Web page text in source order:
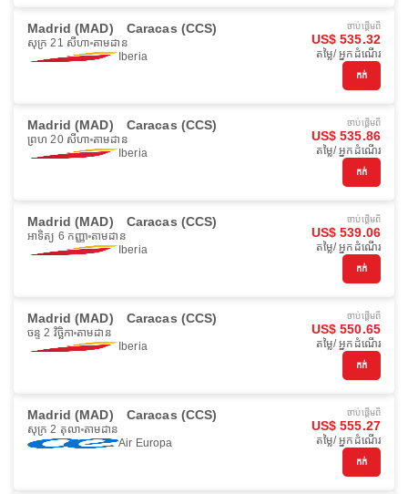
Madrid (MAD) Caracas (CCS)
សុក្រ 21 សីហា តាមដាន
Iberia
ចាប់ផ្ដើមពី
US$ 535.32
តម្លៃ/ អ្នកដំណើរ
កក់
Madrid (MAD) Caracas (CCS)
ព្រហ 20 សីហា តាមដាន
Iberia
ចាប់ផ្ដើមពី
US$ 535.86
តម្លៃ/ អ្នកដំណើរ
កក់
Madrid (MAD) Caracas (CCS)
អាទិត្យ 6 កញ្ញា តាមដាន
Iberia
ចាប់ផ្ដើមពី
US$ 539.06
តម្លៃ/ អ្នកដំណើរ
កក់
Madrid (MAD) Caracas (CCS)
ចន្ទ 2 វិច្ឆិកា តាមដាន
Iberia
ចាប់ផ្ដើមពី
US$ 550.65
តម្លៃ/ អ្នកដំណើរ
កក់
Madrid (MAD) Caracas (CCS)
សុក្រ 2 តុលា តាមដាន
Air Europa
ចាប់ផ្ដើមពី
US$ 555.27
តម្លៃ/ អ្នកដំណើរ
កក់